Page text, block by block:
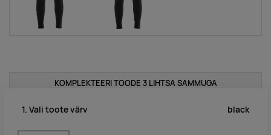
KOMPLEKTEERI TOODE 3 LIHTSA SAMMUGA
1. Vali toote värv black